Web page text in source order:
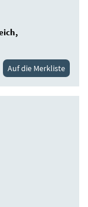
Auf die Merkliste